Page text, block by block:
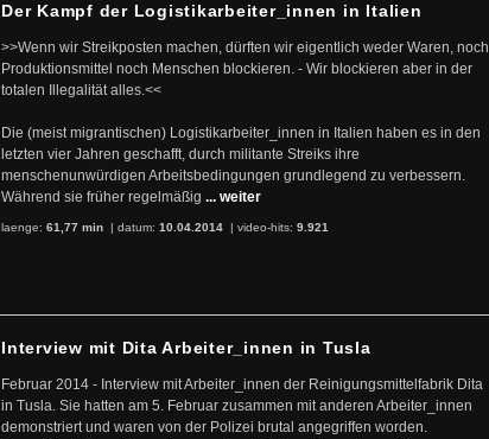
Der Kampf der Logistikarbeiter_innen in Italien
>>Wenn wir Streikposten machen, dürften wir eigentlich weder Waren, noch
Produktionsmittel noch Menschen blockieren. - Wir blockieren aber in der
totalen Illegalität alles.<<
Die (meist migrantischen) Logistikarbeiter_innen in Italien haben es in den
letzten vier Jahren geschafft, durch militante Streiks ihre
menschenunwürdigen Arbeitsbedingungen grundlegend zu verbessern.
Während sie früher regelmäßig ... weiter
laenge: 61,77 min | datum: 10.04.2014 | video-hits: 9.921
Interview mit Dita Arbeiter_innen in Tusla
Februar 2014 - Interview mit Arbeiter_innen der Reinigungsmittelfabrik Dita
in Tusla. Sie hatten am 5. Februar zusammen mit anderen Arbeiter_innen
demonstriert und waren von der Polizei brutal angegriffen worden.